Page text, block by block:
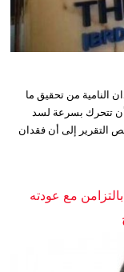
النامية من تحقيق ما
تتحرك بسرعة لسد
التقرير إلى أن فقدان
مع عودته